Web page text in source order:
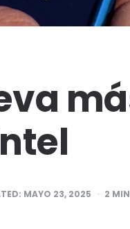
MAYO 23, 2025 2